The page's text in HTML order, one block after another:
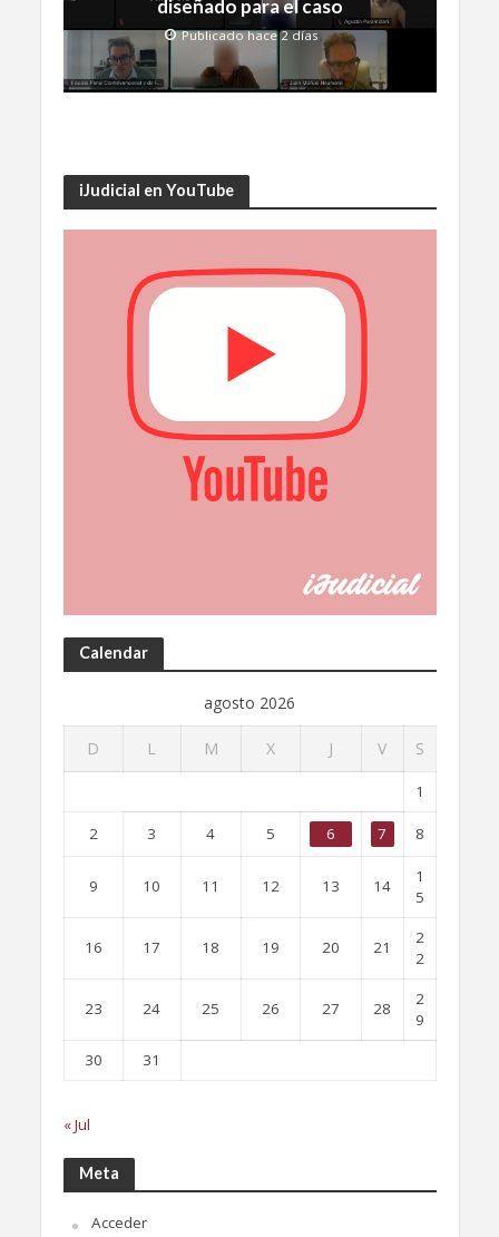
diseñado para el caso
Publicado hace 2 días
iJudicial en YouTube
Calendar
agosto 2026
D L M X J V S
1
2 3 4 5 6 7 8
9 10 11 12 13 14
1
5
16 17 18 19 20 21
2
2
23 24 25 26 27 28
2
9
30
31
« Jul
Meta
Acceder